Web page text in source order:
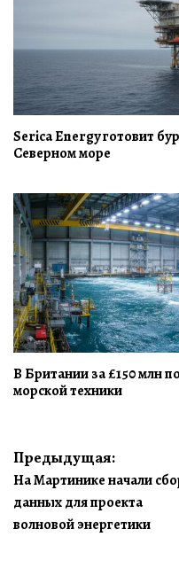
Serica Energy готовит
Северном море
В Британии за £150 млн
морской техники
Навигация
по
записям
Предыдущая:
На Мартинике начали
данных для проекта
волновой энергетики